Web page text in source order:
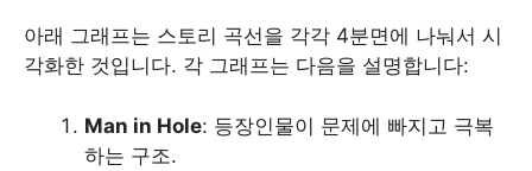
아래 그래프는 스토리 곡선을 각각 4분면에 나눠서 시
각화한 것입니다. 각 그래프는 다음을 설명합니다:
Man in Hole: 등장인물이 문제에 빠지고 극복
하는 구조.